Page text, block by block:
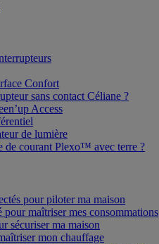
Confort
sans contact Céliane ?
Access
de lumière
de courant Plexo™ avec terre ?
pour piloter ma maison
pour maîtriser mes consommations
sécuriser ma maison
mon chauffage